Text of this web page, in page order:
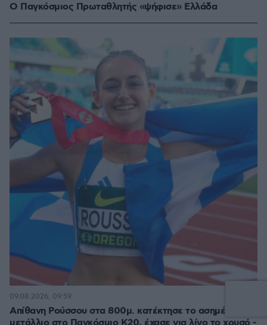
Ο Παγκόσμιος Πρωταθλητής «ψήφισε» Ελλάδα
Απίθανη Ρούσσου στα 800μ. κατέκτησε το ασημένιο
09.08.2026, 09:59